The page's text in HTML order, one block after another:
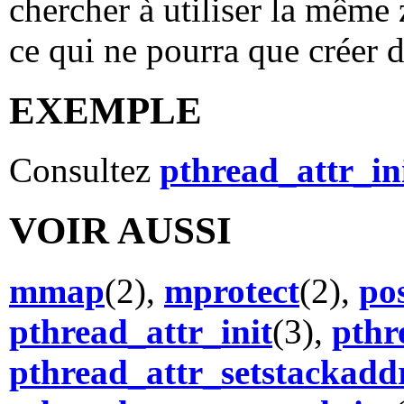
chercher à utiliser la
ce qui ne pourra que créer
EXEMPLE
Consultez
VOIR AUSSI
mmap(2), mprotect(2),
pthread_attr_init(3),